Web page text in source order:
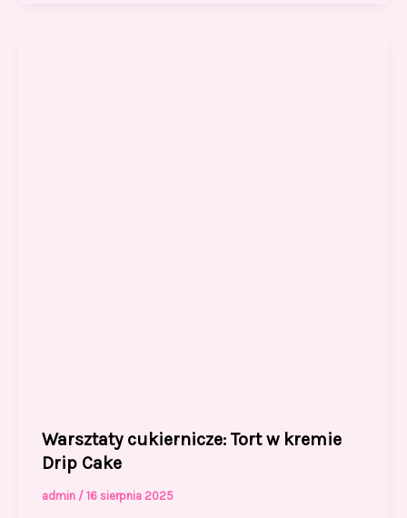
Warsztaty cukiernicze: Tort w kremie
Drip Cake
admin / 16 sierpnia 2025